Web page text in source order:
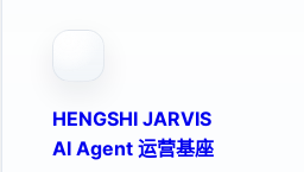
HENGSHI JARVIS
AI Agent 运营基座